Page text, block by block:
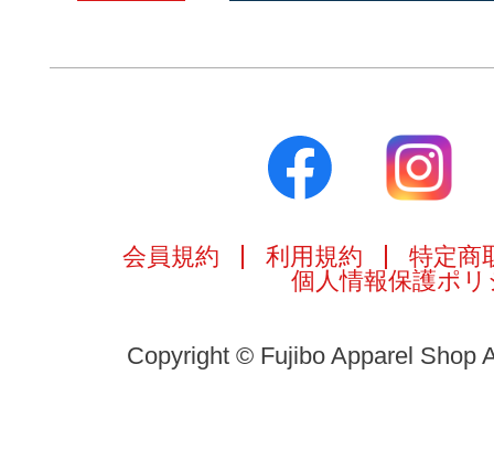
会員規約 利用規約
特定商
個人情報保護ポリ
Copyright © Fujibo Apparel Shop